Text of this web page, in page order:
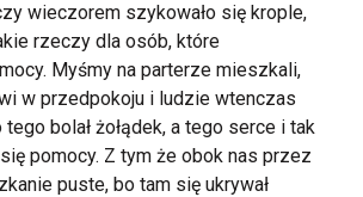
wieczorem szykowało się krople,
rzeczy dla osób, które
Myśmy na parterze mieszkali,
w przedpokoju i ludzie wtenczas
bolał żołądek, a tego serce i tak
pomocy. Z tym że obok nas przez
puste, bo tam się ukrywał